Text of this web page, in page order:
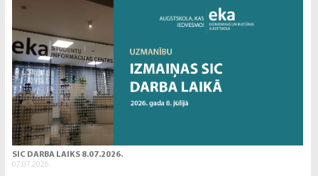
SIC DARBA LAIKS 8.07.2026.
07.07.2026.